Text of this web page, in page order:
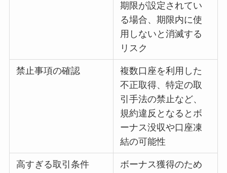
期限が設定されてい
る場合、期限内に使
用しないと消滅する
リスク
禁止事項の確認
複数口座を利用した
不正取得、特定の取
引手法の禁止など、
規約違反となるとボ
ーナス没収や口座凍
結の可能性
高すぎる取引条件
ボーナス獲得のため